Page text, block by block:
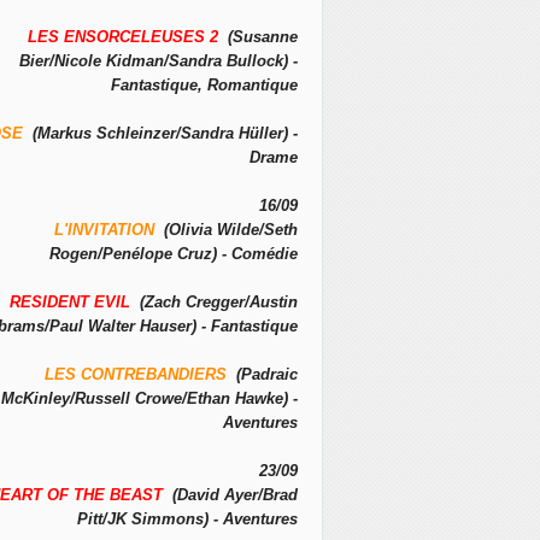
LES ENSORCELEUSES 2 (Susanne
Bier/Nicole Kidman/Sandra Bullock) -
Fantastique, Romantique
(Markus Schleinzer/Sandra Hüller) -
Drame
16/09
L'INVITATION (Olivia Wilde/Seth
Rogen/Penélope Cruz) - Comédie
RESIDENT EVIL (Zach Cregger/Austin
Paul Walter Hauser) - Fantastique
LES CONTREBANDIERS (Padraic
McKinley/Russell Crowe/Ethan Hawke) -
Aventures
23/09
OF THE BEAST(David Ayer/Brad
Pitt/JK Simmons) - Aventures